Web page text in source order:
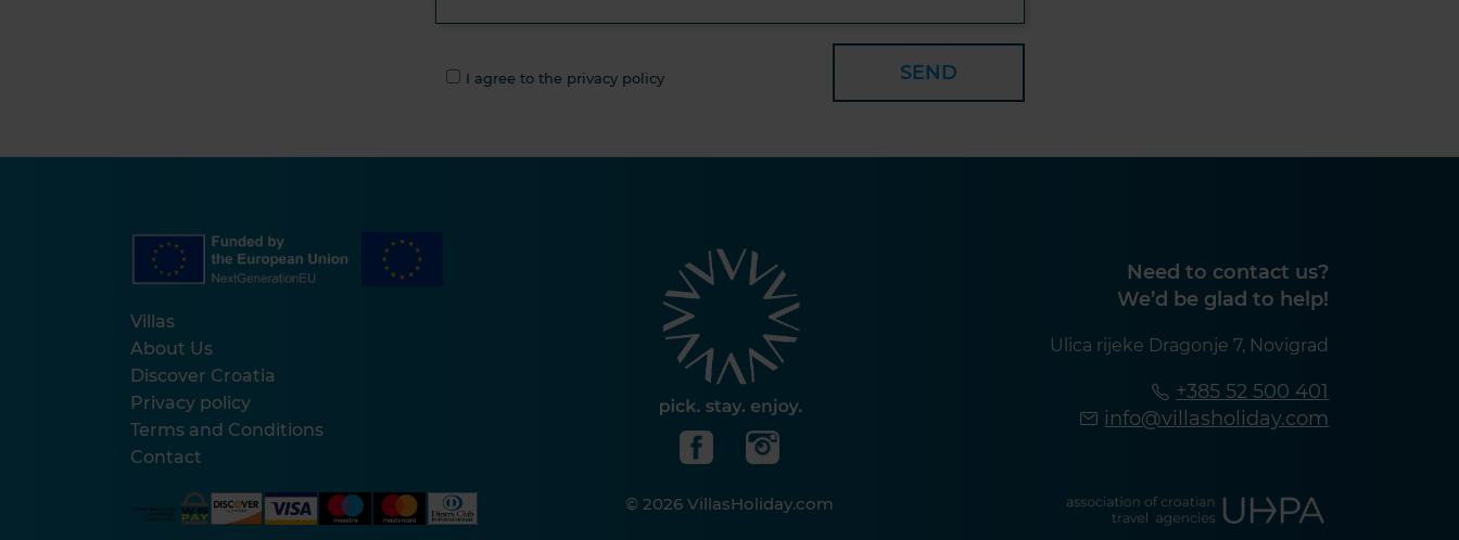
I agree to the privacy policy SEND
Villas
About Us
Discover Croatia
Privacy policy
Terms and Conditions
Contact
Need to contact us?
We’d be glad to help!
Ulica rijeke Dragonje 7, Novigrad
+385 52 500 401
info@villasholiday.com
© 2026 VillasHoliday.com